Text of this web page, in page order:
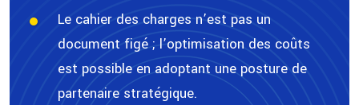
Le cahier des charges n’est pas un
document figé ; l’optimisation des coûts
est possible en adoptant une posture de
partenaire stratégique.